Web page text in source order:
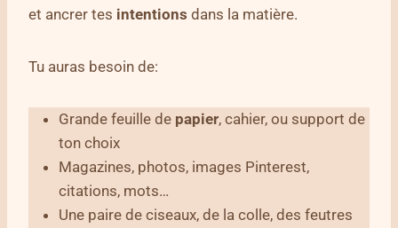
et ancrer tes intentions dans la matière.
Tu auras besoin de:
Grande feuille de papier, cahier, ou support de
ton choix
Magazines, photos, images Pinterest,
citations, mots…
Une paire de ciseaux, de la colle, des feutres